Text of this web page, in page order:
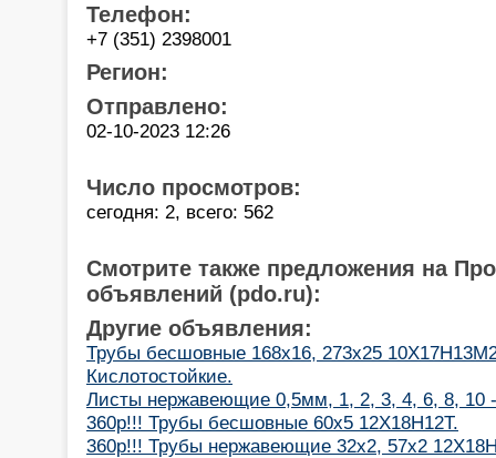
Телефон:
+7 (351) 2398001
Регион:
Отправлено:
02-10-2023 12:26
Число просмотров:
сегодня: 2, всего: 562
Смотрите также предложения на
объявлений (pdo.ru):
Другие объявления:
Трубы бесшовные 168х16, 273х25
Кислотостойкие.
Листы нержавеющие 0,5мм, 1, 2, 3, 4, 6, 8, 10
360р!!! Трубы бесшовные 60х5 12Х18Н12Т.
360р!!! Трубы нержавеющие 32х2, 57х2